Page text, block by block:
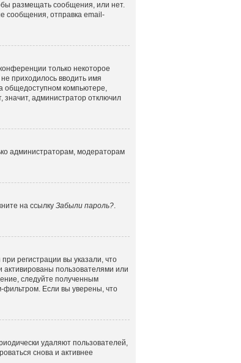
размещать сообщения, или нет.
сообщения, отправка email-
только некоторое
приходилось вводить имя
общедоступном компьютере,
значит, администратор отключил
администраторам, модераторам
на ссылку Забыли пароль?.
регистрации вы указали, что
пользователями или
следуйте полученным
фильтром. Если вы уверены, что
удаляют пользователей,
снова и активнее